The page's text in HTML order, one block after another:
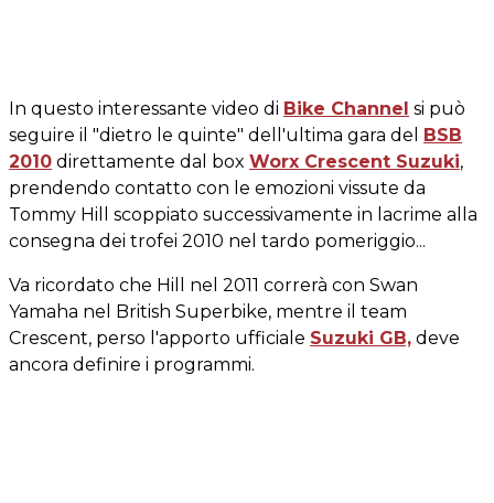
In questo interessante video di Bike Channel si può
seguire il "dietro le quinte" dell'ultima gara del
BSB
2010 direttamente dal box Worx Crescent Suzuki,
prendendo contatto con le emozioni vissute da
Tommy Hill scoppiato successivamente in lacrime alla
consegna dei trofei 2010 nel tardo pomeriggio...
Va ricordato che Hill nel 2011 correrà con Swan
Yamaha nel British Superbike, mentre il team
Crescent, perso l'apporto ufficiale Suzuki GB, deve
ancora definire i programmi.